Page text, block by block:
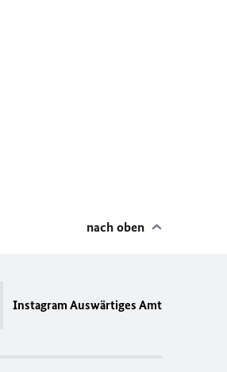
nach oben
Instagram Auswärtiges Amt